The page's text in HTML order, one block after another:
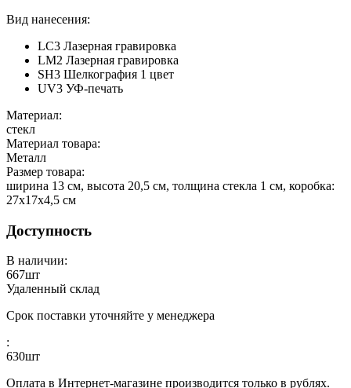
Вид нанесения:
LC3 Лазерная гравировка
LM2 Лазерная гравировка
SH3 Шелкография 1 цвет
UV3 УФ-печать
Материал:
стекл
Материал товара:
Металл
Размер товара:
ширина 13 см, высота 20,5 см, толщина стекла 1 см, коробка:
27х17х4,5 см
Доступность
В наличии:
667шт
Удаленный склад
Срок поставки уточняйте у менеджера
:
630шт
Оплата в Интернет-магазине производится только в рублях.